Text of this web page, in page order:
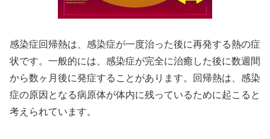
感染症回帰熱は、感染症が一度治った後に再発する熱の症
状です。一般的には、感染症が完全に治癒した後に数週間
から数ヶ月後に発症することがあります。回帰熱は、感染
症の原因となる病原体が体内に残っているために起こると
考えられています。